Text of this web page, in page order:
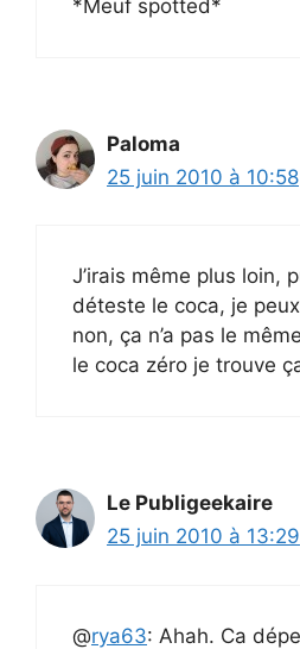
*Meuf spotted*
Paloma
25 juin 2010 à 10:58
J’irais même plus loin,
déteste le coca, je
non, ça n’a pas le
le coca zéro je trouve
Le Publigeekaire
25 juin 2010 à 13:29
@rya63: Ahah. Ca